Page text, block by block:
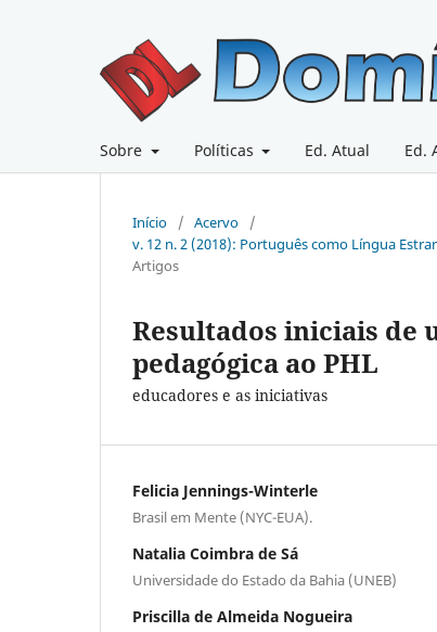
Sobre Políticas Ed. Atual Ed.
Início / Acervo
/
v. 12 n. 2 (2018): Português como Língua
Artigos
Resultados iniciais de
pedagógica ao PHL
educadores e as iniciativas
Felicia Jennings-Winterle
Brasil em Mente (NYC-EUA).
Natalia Coimbra de Sá
Universidade do Estado da Bahia (UNEB)
Priscilla de Almeida Nogueira